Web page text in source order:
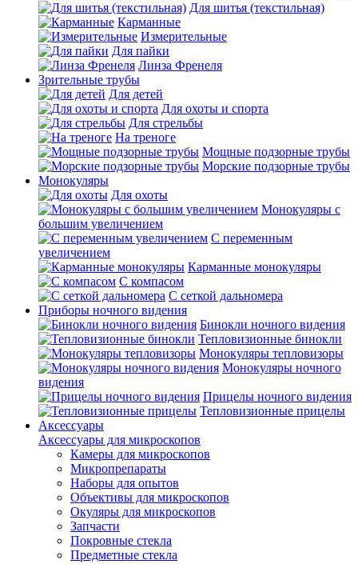
Для шитья (текстильная)
Карманные
Измерительные
Для пайки
Линза Френеля
Зрительные трубы
Для детей
Для охоты и спорта
Для стрельбы
На треноге
Мощные подзорные трубы
Морские подзорные трубы
Монокуляры
Для охоты
Монокуляры с
большим увеличением
С переменным
увеличением
Карманные монокуляры
С компасом
С сеткой дальномера
Приборы ночного видения
Бинокли ночного видения
Тепловизионные бинокли
Монокуляры тепловизоры
Монокуляры ночного
видения
Прицелы ночного видения
Тепловизионные прицелы
Аксессуары
Аксессуары для микроскопов
Камеры для микроскопов
Микропрепараты
Наборы для опытов
Объективы для микроскопов
Окуляры для микроскопов
Запчасти
Покровные стекла
Предметные стекла